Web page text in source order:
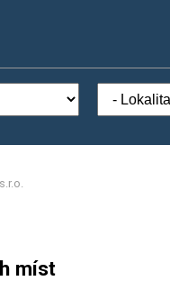
míst